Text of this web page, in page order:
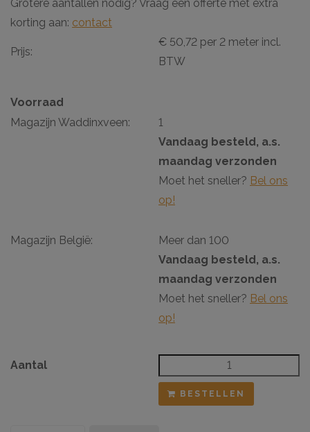
Grotere aantallen nodig? Vraag een offerte met extra
korting aan: contact
Prijs:
€ 50,72 per 2 meter incl.
BTW
Voorraad
Magazijn Waddinxveen:
1
Vandaag besteld, a.s.
maandag verzonden
Moet het sneller? Bel ons
op!
Magazijn België:
Meer dan 100
Vandaag besteld, a.s.
maandag verzonden
Moet het sneller? Bel ons
op!
Aantal
BESTELLEN